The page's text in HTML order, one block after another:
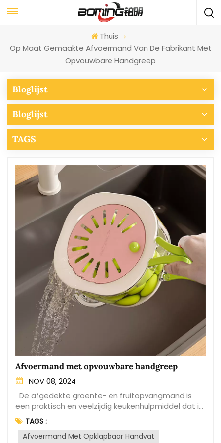
Thuis
Op Maat Gemaakte Afvoermand Van De Fabrikant Met
Opvouwbare Handgreep
Bloglijst
Bloglijst
TAGS
Afvoermand met opvouwbare handgreep
NOV 08, 2024
De afgedekte groente- en fruitopvangmand is
een praktisch en veelzijdig keukenhulpmiddel dat is
ontworpen om overtollig water uit vers gewassen
producten af te voeren. Gemaakt van duurzame
materialen zoals plastic of roestvrij staal, biedt het
TAGS :
Afvoermand Met Opklapbaar Handvat